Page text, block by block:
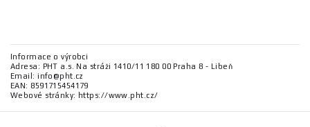
Informace o výrobci
Adresa: PHT a.s. Na stráži 1410/11 180 00 Praha 8 - Libeň
Email: info@pht.cz
EAN: 8591715454179
Webové stránky: https://www.pht.cz/